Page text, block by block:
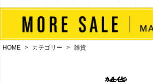
HOME カテゴリー 雑貨